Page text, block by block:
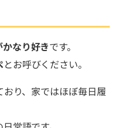
なり好きです。
とお呼びください。
り、家ではほぼ毎日履